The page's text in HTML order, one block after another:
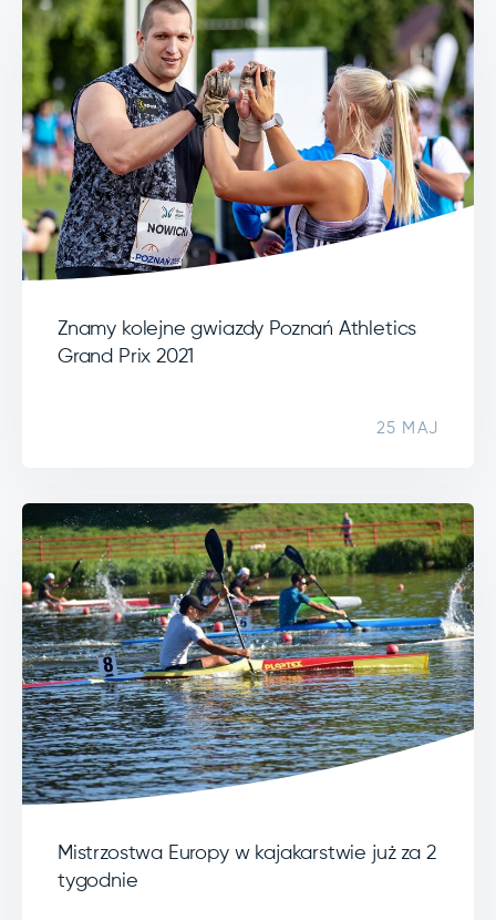
Znamy kolejne gwiazdy Poznań Athletics
Grand Prix 2021
25 MAJ
Mistrzostwa Europy w kajakarstwie już za 2
tygodnie